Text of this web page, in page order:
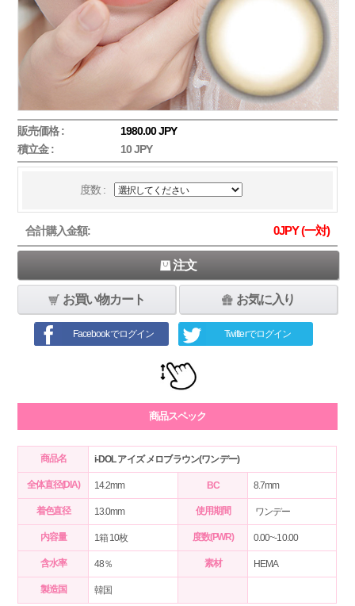
販売価格 :
1980.00 JPY
積立金 :
10 JPY
度数 :
合計購入金額: 0JPY (一対)
注文
お買い物カート お気に入り
Facebookでログイン Twitterでログイン
商品スペック
商品名 i-DOL アイズ メロブラウン(ワンデー)
全体直径(DIA) 14.2mm BC 8.7mm
着色直径 13.0mm 使用期間 ワンデー
内容量 1箱 10枚 度数(PWR) 0.00~-10.00
含水率 48％ 素材 HEMA
製造国 韓国